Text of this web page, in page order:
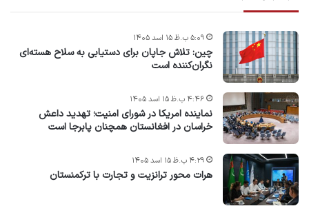
چین: تلاش جاپان برای دستیابی به سلاح هسته‌ای
نگران‌کننده است
۵:۰۹ ب.ظ ۱۵ اسد ۱۴۰۵
نماینده امریکا در شورای امنیت؛ تهدید داعش
خراسان در افغانستان همچنان پابرجا است
۴:۴۶ ب.ظ ۱۵ اسد ۱۴۰۵
هرات محور ترانزیت و تجارت با ترکمنستان
۴:۲۹ ب.ظ ۱۵ اسد ۱۴۰۵